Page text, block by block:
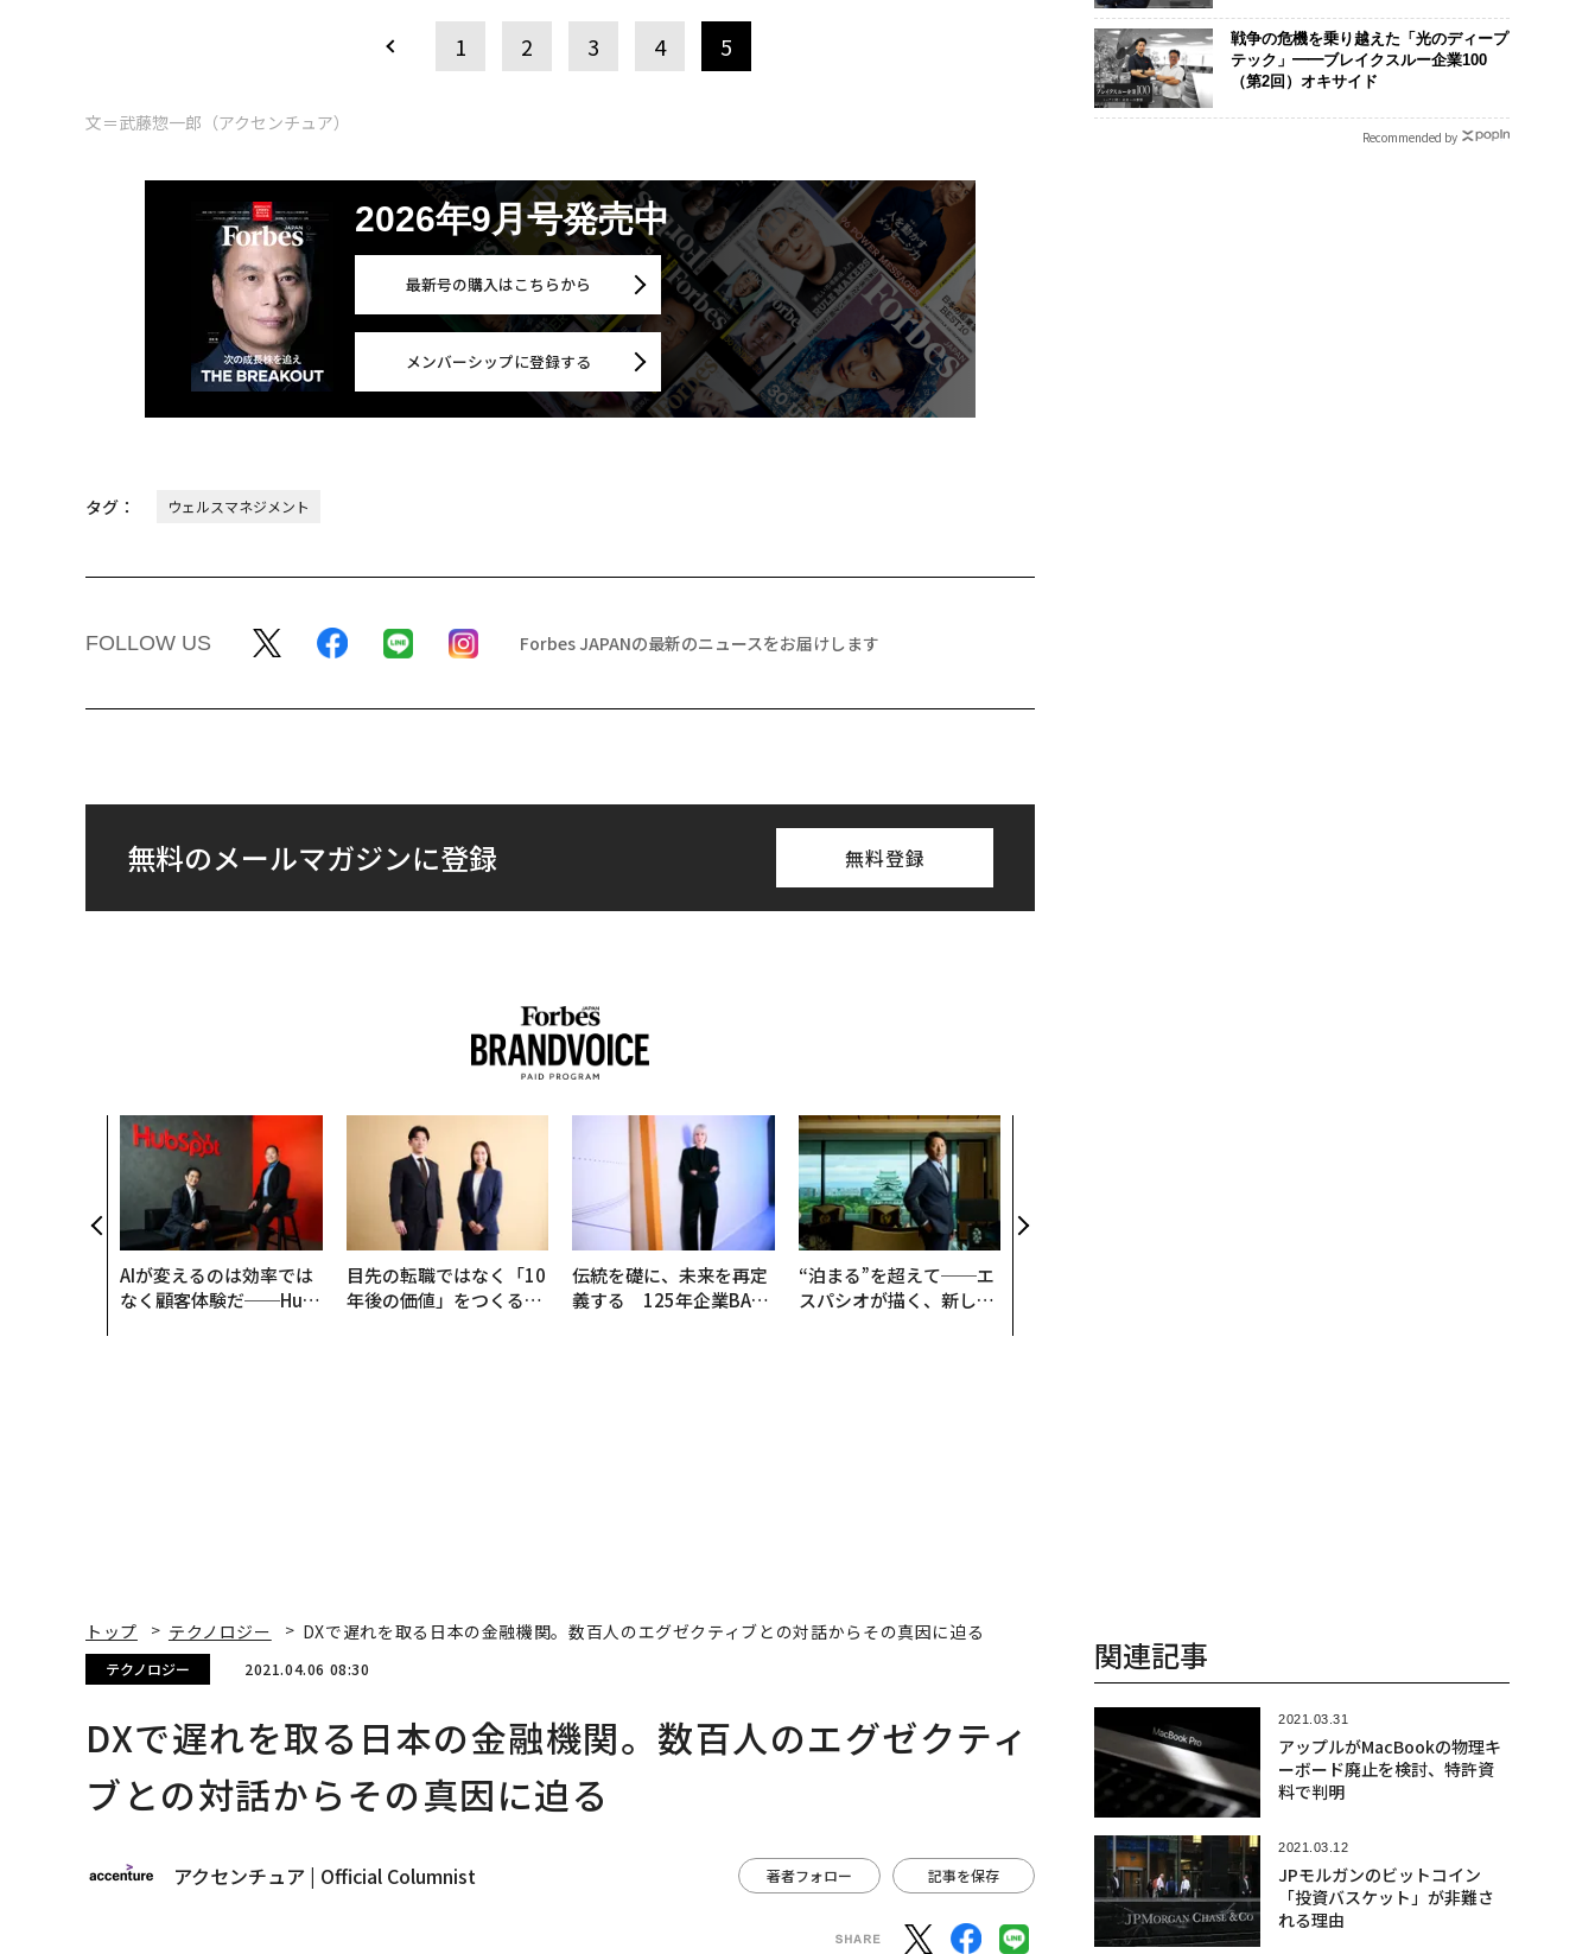
1 2 3 4 5
文＝武藤惣一郎（アクセンチュア）
2026年9月号発売中
最新号の購入はこちらから
メンバーシップに登録する
タグ： ウェルスマネジメント
FOLLOW US Forbes JAPANの最新のニュースをお届けします
無料のメールマガジンに登録 無料登録
AIが変えるのは効率では
なく顧客体験だ──Hub
目先の転職ではなく「10
年後の価値」をつくる─
伝統を礎に、未来を再定
義する 125年企業BAT
“泊まる”を超えて──エ
スパシオが描く、新しい
代ファームの全貌
戦争の危機を乗り越えた「光のディープ
テック」━━ブレイクスルー企業100
（第2回）オキサイド
Recommended by
トップ テクノロジー DXで遅れを取る日本の金融機関。数百人のエグゼクティブとの対話からその真因に迫る
テクノロジー 2021.04.06 08:30
DXで遅れを取る日本の金融機関。数百人のエグゼクティ
ブとの対話からその真因に迫る
アクセンチュア | Official Columnist 著者フォロー 記事を保存
関連記事
2021.03.31
アップルがMacBookの物理キ
ーボード廃止を検討、特許資
料で判明
2021.03.12
JPモルガンのビットコイン
「投資バスケット」が非難さ
れる理由